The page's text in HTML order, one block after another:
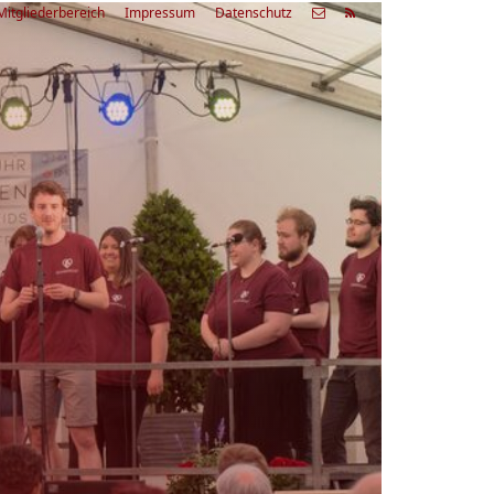
Impressum Datenschutz
Letzte Alle
Acapella Week - offen
alle
Uhr
Zum Workshop